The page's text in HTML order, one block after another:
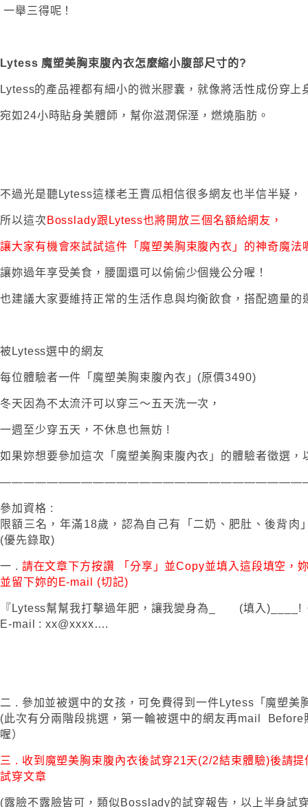
一舉三得呢！
Lytess 魔塑美胸束腹內衣怎麼縮小腹部尺寸的?
Lytess的產品裡都有細小的微米膠囊，就像將活性成份穿上
宛如24小時貼身美體師，幫你滋潤保溼，燃燒脂肪。
不過光是聽Lytess這樣老王賣瓜相信很多網友也半信半疑，
所以這次 Bosslady跟Lytess也將開放三個名額給網友，
讓大家有機會來試試這件「魔塑美胸束腹內衣」的神奇魔法
讓妳過年享受美食，腰圍還可以偷偷少個幾公分喔！
也建議大家要維持正常的生活作息與均衡飲食，搭配適量的
被Lytess選中的網友
每位體驗者一件「魔塑美胸束腹內衣」(原價3490)
冬天因為不太流汗可以穿三～五天洗一次，
一週至少穿五天，不休息也無妨 !
如果妳想要參加這次「魔塑美胸束腹內衣」的體驗者徵選，
參加資格 :
限額三名，年滿18歲，認為自己有「二奶、肥肚、後背肉
(優先錄取)
一 . 請在文章下方按讚 「分享」並Copy並填入這段填空，
並留下妳的E-mail (切記)
『Lytess幫幫我打擊過年肥，讓我變身為_ (填入)____!
E-mail : xx@xxxx….
二 . 參加並被選中的女孩，可免費得到一件Lytess「魔塑美
(此次有分兩階段挑選，第一輪被選中的網友再mail Before
喔）
三 . 收到魔塑美胸束腹內衣後試穿21天(2/2結束體驗)後請
試穿文章
(露臉不露臉皆可，類似Bosslady的試穿報告，以上半身試